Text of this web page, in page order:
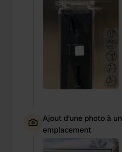
Ajout d'une photo à un
emplacement